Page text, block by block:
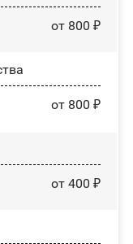
от 800 ₽
от 800 ₽
от 400 ₽